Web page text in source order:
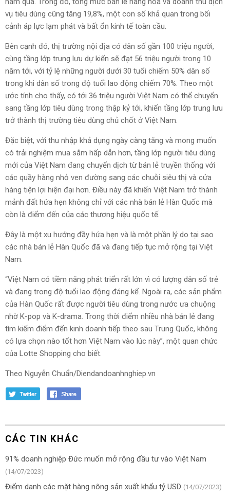
vụ tiêu dùng cũng tăng 19,8%, một con số khả quan trong bối
cảnh áp lực lạm phát và bất ổn kinh tế toàn cầu.
Bên cạnh đó, thị trường nội địa có dân số gần 100 triệu người,
cùng tầng lớp trung lưu dự kiến sẽ đạt 56 triệu người trong 10
năm tới, với tỷ lệ những người dưới 30 tuổi chiếm 50% dân số
trong khi dân số trong độ tuổi lao động chiếm 70%. Theo một
ước tính cho thấy, có tới 36 triệu người Việt Nam có thể chuyển
sang tầng lớp tiêu dùng trong thập kỷ tới, khiến tầng lớp trung lưu
trở thành thị trường tiêu dùng chủ chốt ở Việt Nam.
Đặc biệt, với thu nhập khả dụng ngày càng tăng và mong muốn
có trải nghiệm mua sắm hấp dẫn hơn, tầng lớp người tiêu dùng
mới của Việt Nam đang chuyển dịch từ bán lẻ truyền thống với
các quầy hàng nhỏ ven đường sang các chuỗi siêu thị và cửa
hàng tiện lợi hiện đại hơn. Điều này đã khiến Việt Nam trở thành
mảnh đất hứa hẹn không chỉ với các nhà bán lẻ Hàn Quốc mà
còn là điểm đến của các thương hiệu quốc tế.
Đây là một xu hướng đầy hứa hẹn và là một phần lý do tại sao
các nhà bán lẻ Hàn Quốc đã và đang tiếp tục mở rộng tại Việt
Nam.
“Việt Nam có tiềm năng phát triển rất lớn vì có lượng dân số trẻ
và đang trong độ tuổi lao động đáng kể. Ngoài ra, các sản phẩm
của Hàn Quốc rất được người tiêu dùng trong nước ưa chuộng
nhờ K-pop và K-drama. Trong thời điểm nhiều nhà bán lẻ đang
tìm kiếm điểm đến kinh doanh tiếp theo sau Trung Quốc, không
có lựa chọn nào tốt hơn Việt Nam vào lúc này”, một quan chức
của Lotte Shopping cho biết.
Theo Nguyễn Chuẩn/Diendandoanhnghiep.vn
CÁC TIN KHÁC
91% doanh nghiệp Đức muốn mở rộng đầu tư vào Việt Nam
(14/07/2023)
Điểm danh các mặt hàng nông sản xuất khẩu tỷ USD (14/07/2023)